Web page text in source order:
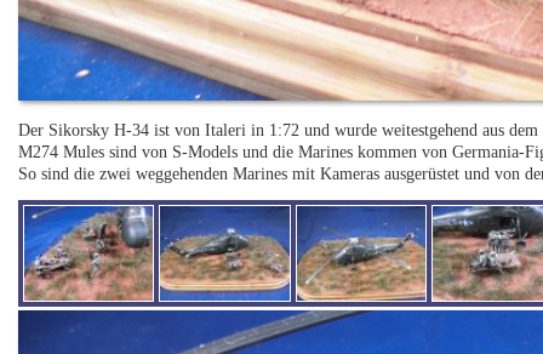
Der Sikorsky H-34 ist von Italeri in 1:72 und wurde weitestgehend aus
M274 Mules sind von S-Models und die Marines kommen von Germania-
So sind die zwei weggehenden Marines mit Kameras ausgerüstet und von